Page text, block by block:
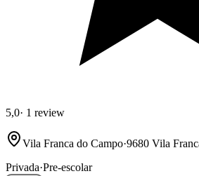
5,0· 1 review
Vila Franca do Campo·9680 Vila
Privada·Pre-escolar